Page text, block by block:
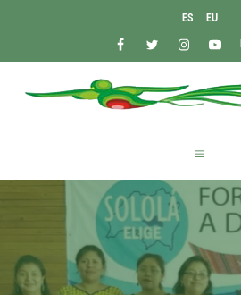
ES EU